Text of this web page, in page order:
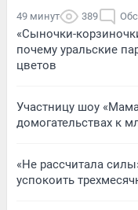
49 минут 389
«Сыночки-
почему уральские
цветов
Участницу шоу
домогательствах к
«Не рассчитала
успокоить